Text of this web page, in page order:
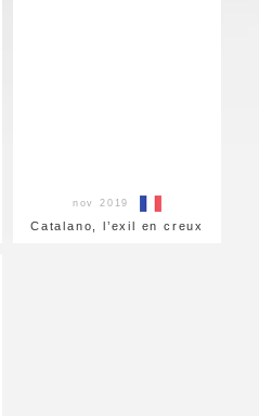
nov 2019
Catalano, l’exil en creux